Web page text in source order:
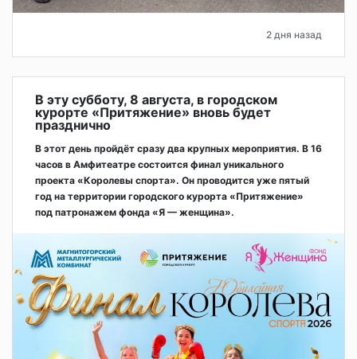
2 дня назад
В эту субботу, 8 августа, в городском
курорте «Притяжение» вновь будет
празднично
В этот день пройдёт сразу два крупных мероприятия. В 16
часов в Амфитеатре состоится финал уникального
проекта «Королевы спорта». Он проводится уже пятый
год на территории городского курорта «Притяжение»
под патронажем фонда «Я — женщина».